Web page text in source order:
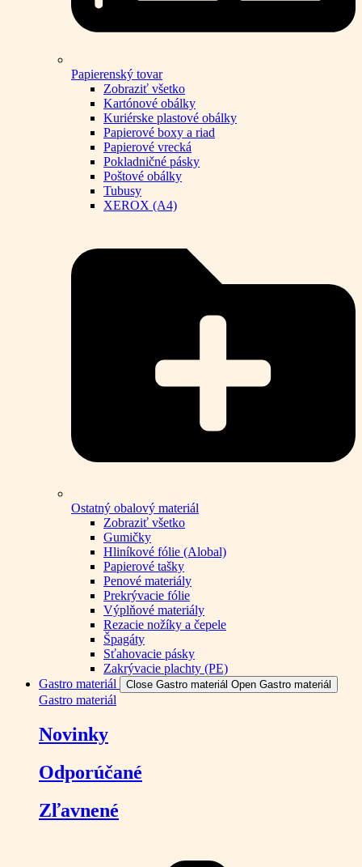
Papierenský tovar
Zobraziť všetko
Kartónové obálky
Kuriérske plastové obálky
Papierové boxy a riad
Papierové vrecká
Pokladničné pásky
Poštové obálky
Tubusy
XEROX (A4)
Ostatný obalový materiál
Zobraziť všetko
Gumičky
Hliníkové fólie (Alobal)
Papierové tašky
Penové materiály
Prekrývacie fólie
Výplňové materiály
Rezacie nožíky a čepele
Špagáty
Sťahovacie pásky
Zakrývacie plachty (PE)
Gastro materiál
Close Gastro materiál Open Gastro materiál
Gastro materiál
Novinky
Odporúčané
Zľavnené